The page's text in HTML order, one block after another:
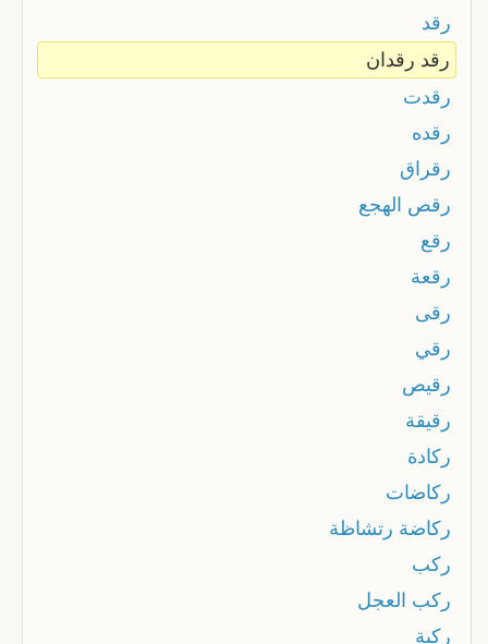
رقد
رقد رقدان
رقدت
رقده
رقراق
رقص الهجع
رقع
رقعة
رقى
رقي
رقيص
رقيقة
ركادة
ركاضات
ركاضة رتشاظة
ركب
ركب العجل
ركبة